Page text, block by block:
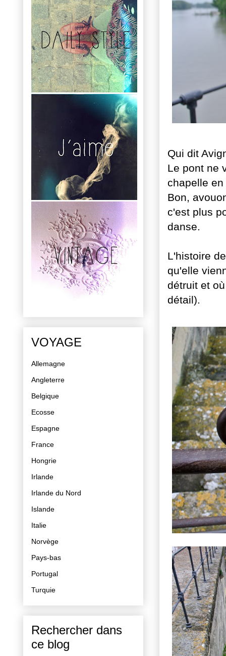
Qui dit
Le pont ne
chapelle
Bon,
c'est plus
danse.
L'histoire
qu'elle
détruit et
détail).
VOYAGE
Allemagne
Angleterre
Belgique
Ecosse
Espagne
France
Hongrie
Irlande
Irlande du Nord
Islande
Italie
Norvège
Pays-bas
Portugal
Turquie
Rechercher dans
ce blog